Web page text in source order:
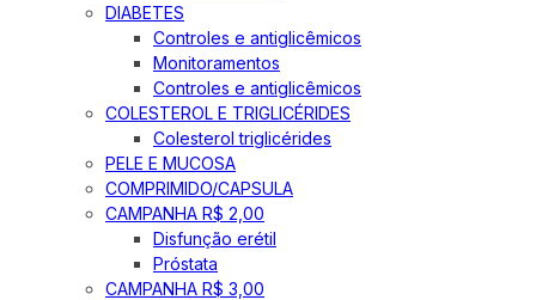
DIABETES
Controles e antiglicêmicos
Monitoramentos
Controles e antiglicêmicos
COLESTEROL E TRIGLICÉRIDES
Colesterol triglicérides
PELE E MUCOSA
COMPRIMIDO/CAPSULA
CAMPANHA R$ 2,00
Disfunção erétil
Próstata
CAMPANHA R$ 3,00